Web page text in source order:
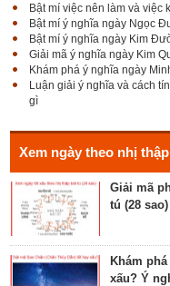
Bật mí việc nên làm và việc
Bật mí ý nghĩa ngày Ngọc
Bật mí ý nghĩa ngày Kim
Giải mã ý nghĩa ngày Kim
Khám phá ý nghĩa ngày
Luận giải ý nghĩa và cách
gì
Xem ngày theo nhị
Giải mã
nghĩa
nghĩa
Giải mã
tú (28 sao)
Khám
xấu? Ý
hôn